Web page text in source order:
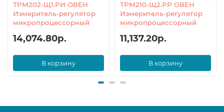
ТРМ202-Щ1.РИ ОВЕН
Измеритель-регулятор
микропроцессорный
14,074.80р.
В корзину
ТРМ210-Щ2.РР ОВЕН
Измеритель-регулятор
микропроцессорный
11,137.20р.
В корзину